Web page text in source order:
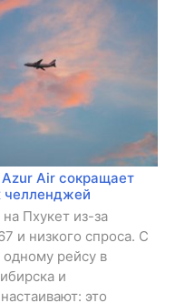
Air сокращает
челленджей
Пхукет из-за
и низкого спроса. С
рейсу в
и
это